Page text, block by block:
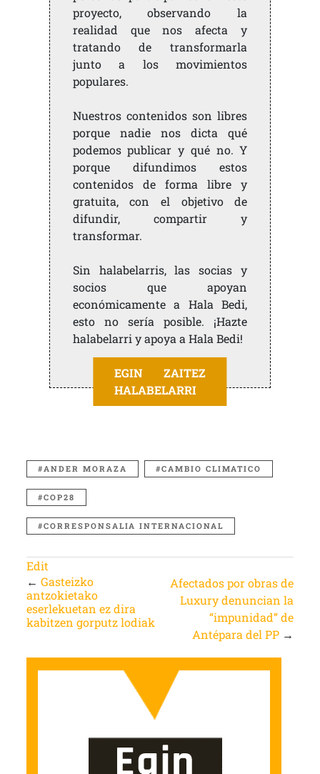
proyecto, observando la
realidad que nos afecta y
tratando de transformarla
junto a los movimientos
populares.
Nuestros contenidos son libres
porque nadie nos dicta qué
podemos publicar y qué no. Y
porque difundimos estos
contenidos de forma libre y
gratuita, con el objetivo de
difundir, compartir y
transformar.
Sin halabelarris, las socias y
socios que apoyan
económicamente a Hala Bedi,
esto no sería posible. ¡Hazte
halabelarri y apoya a Hala Bedi!
EGIN ZAITEZ
HALABELARRI
ANDER MORAZA CAMBIO CLIMATICO
COP28
CORRESPONSALIA INTERNACIONAL
Edit
← Gasteizko
antzokietako
eserlekuetan ez dira
kabitzen gorputz lodiak
Afectados por obras de
Luxury denuncian la
“impunidad” de
Antépara del PP →